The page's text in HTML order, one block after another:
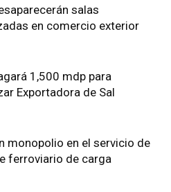
salas
en comercio exterior
1,500 mdp para
Exportadora de Sal
monopolio en el servicio de
ferroviario de carga